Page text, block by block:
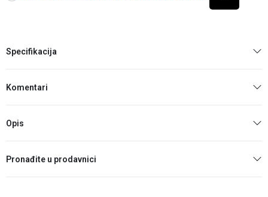
Specifikacija
Komentari
Opis
Pronađite u prodavnici